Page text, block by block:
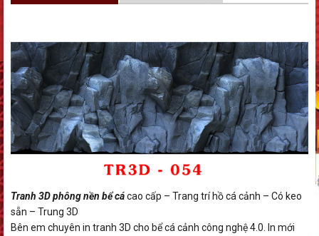
Tranh 3D phông nền bể cácao cấp – Trang trí hồ cá cảnh – Có keo
sẵn – Trung 3D
Bên em chuyên in tranh 3D cho bể cá cảnh công nghệ 4.0. In mới